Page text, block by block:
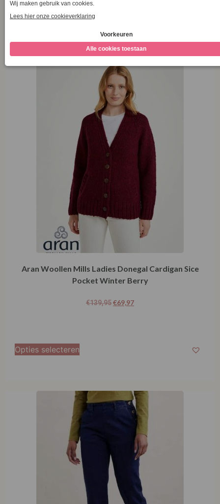
productieketen te bieden en tijdloze ontwerpen te
ontwikkelen.
Combineer met
Aran Woollen Mills Ladies Donegal Cardigan Sice
Pocket Winter Berry
€139,95€69,97
Opties selecteren